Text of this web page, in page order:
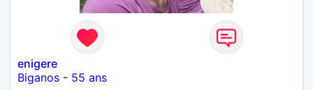
enigere
Biganos - 55 ans